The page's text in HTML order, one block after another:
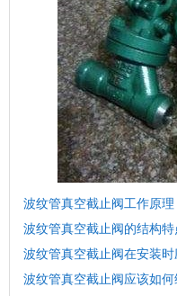
波纹管真空截止阀工作原理
波纹管真空截止阀的结构特
波纹管真空截止阀在安装
波纹管真空截止阀应该如何